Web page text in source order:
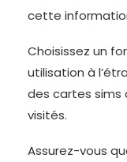
cette
Choisissez un
utilisation à
des cartes sims
visités.
Assurez-vous